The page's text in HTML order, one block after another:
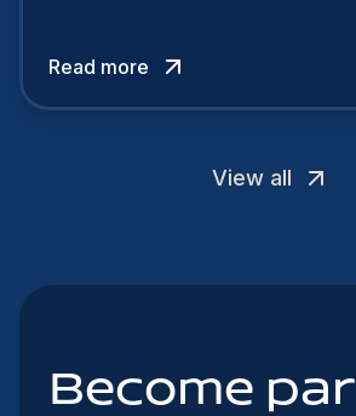
attract the best profiles.
Read more
View all
Become